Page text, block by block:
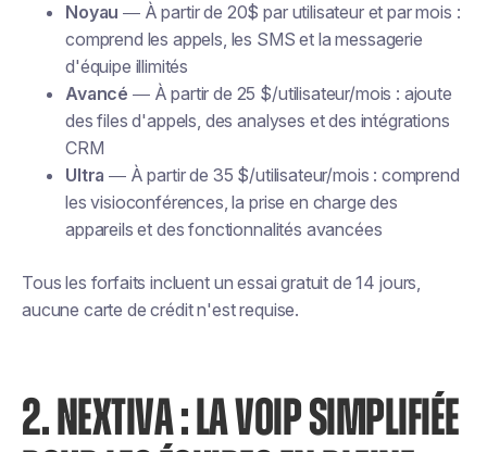
Noyau — À partir de 20$ par utilisateur et par mois :
comprend les appels, les SMS et la messagerie
d'équipe illimités
Avancé — À partir de 25 $/utilisateur/mois : ajoute
des files d'appels, des analyses et des intégrations
CRM
Ultra — À partir de 35 $/utilisateur/mois : comprend
les visioconférences, la prise en charge des
appareils et des fonctionnalités avancées
Tous les forfaits incluent un essai gratuit de 14 jours,
aucune carte de crédit n'est requise.
2. NEXTIVA : LA VOIP SIMPLIFIÉE